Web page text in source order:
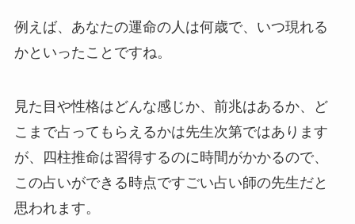
例えば、あなたの運命の人は何歳で、いつ現れる
かといったことですね。
見た目や性格はどんな感じか、前兆はあるか、ど
こまで占ってもらえるかは先生次第ではあります
が、四柱推命は習得するのに時間がかかるので、
この占いができる時点ですごい占い師の先生だと
思われます。